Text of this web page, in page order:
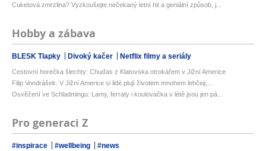
Cuketová zmrzlina? Vyzkoušejte nečekaný letní hit a geniální způsob, j...
Hobby a zábava
BLESK Tlapky Divoký kačer Netflix filmy a seriály
Cestovní horečka šlechty: Chuďas z Klatovska otrokářem v Jižní Americe
Filip Vondrášek: V Jižní Americe si lidé plují životem mnohem lehčeji,...
Osvěžení ve Schladmingu: Lamy, ferraty i koulovačka v létě jsou jen pá...
Pro generaci Z
#inspirace #wellbeing #news